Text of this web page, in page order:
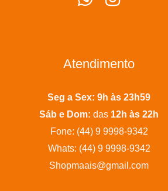
Atendimento
Seg a Sex: 9h às 23h59
Sáb e Dom: das 12h às 22h
Fone: (44) 9 9998-9342
Whats: (44) 9 9998-9342
Shopmaais@gmail.com